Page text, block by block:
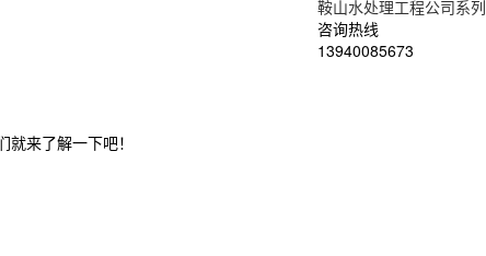
鞍山水处理工程公司系列
咨询热线
13940085673
来了解一下吧！